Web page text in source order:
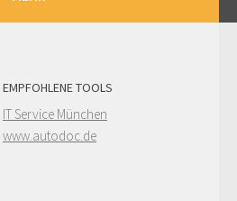
EMPFOHLENE TOOLS
IT Service München
www.autodoc.de